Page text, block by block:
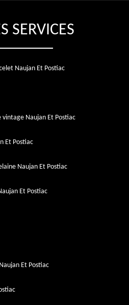
SERVICES
Naujan Et Postiac
Naujan Et Postiac
Et Postiac
Naujan Et Postiac
Et Postiac
Et Postiac